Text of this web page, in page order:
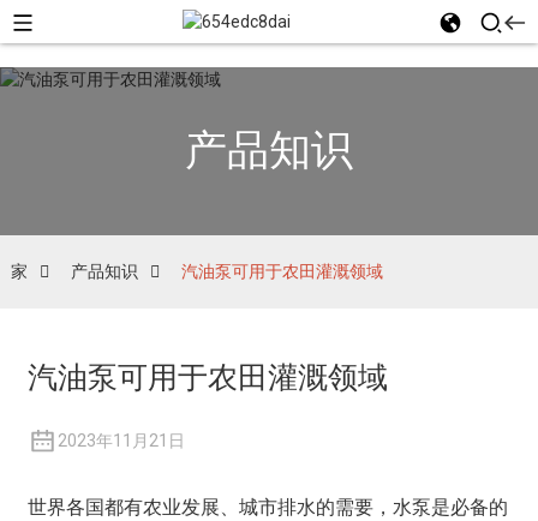
产品知识
家 产品知识 汽油泵可用于农田灌溉领域
汽油泵可用于农田灌溉领域
2023年11月21日
世界各国都有农业发展、城市排水的需要，水泵是必备的